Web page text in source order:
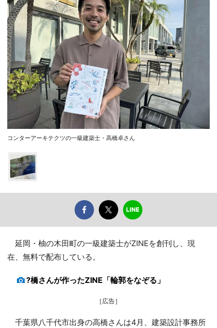
コンターアーキテクツの一級建築士・高橋卓さん
延岡・柚の木田町の一級建築士がZINEを創刊し、現
在、無料で配布している。
?橋さんが作ったZINE「輪郭をなぞる」
［広告］
千葉県八千代市出身の高橋さんは4月、建築設計事務所